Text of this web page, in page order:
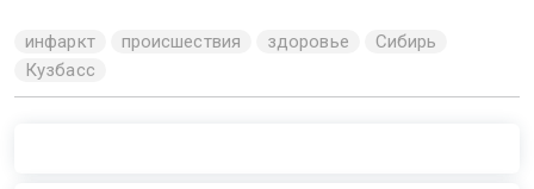
инфаркт происшествия здоровье
Сибирь
Кузбасс